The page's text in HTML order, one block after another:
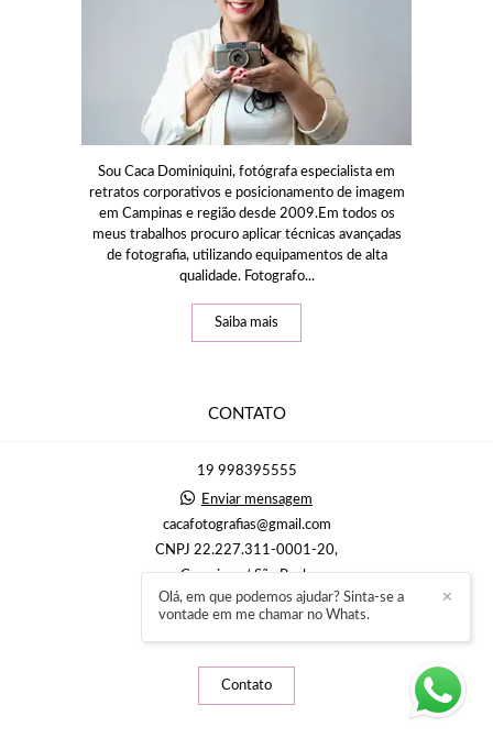
Sou Caca Dominiquini, fotógrafa especialista em
retratos corporativos e posicionamento de imagem
em Campinas e região desde 2009.Em todos os
meus trabalhos procuro aplicar técnicas avançadas
de fotografia, utilizando equipamentos de alta
qualidade. Fotografo...
Saiba mais
CONTATO
19 998395555
Enviar mensagem
cacafotografias@gmail.com
CNPJ 22.227.311-0001-20,
Campinas / São Paulo
Contato
✕
Olá, em que podemos ajudar? Sinta-se a
vontade em me chamar no Whats.